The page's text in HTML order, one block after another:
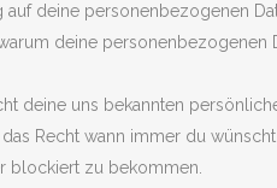
auf deine personenbezogenen
deine
deine uns bekannten
das Recht wann immer du
blockiert zu bekommen.